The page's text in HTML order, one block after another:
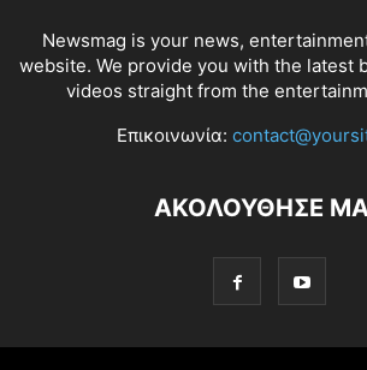
Newsmag is your news,
website. We provide you with the latest
videos straight from the
Επικοινωνία:
ΑΚΟΛΟΥΘΗΣΕ